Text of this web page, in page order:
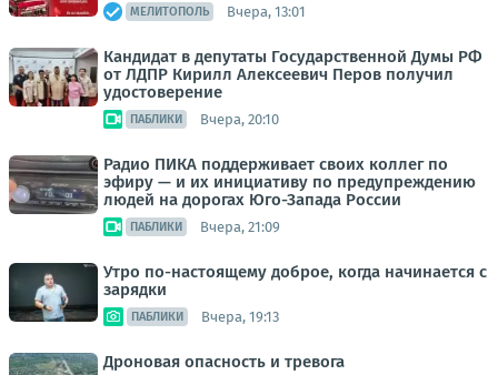
МЕЛИТОПОЛЬ Вчера, 13:01
Кандидат в депутаты Государственной Думы РФ
от ЛДПР Кирилл Алексеевич Перов получил
удостоверение
ПАБЛИКИ Вчера, 20:10
Радио ПИКА поддерживает своих коллег по
эфиру — и их инициативу по предупреждению
людей на дорогах Юго-Запада России
ПАБЛИКИ Вчера, 21:09
Утро по-настоящему доброе, когда начинается с
зарядки
ПАБЛИКИ Вчера, 19:13
Дроновая опасность и тревога